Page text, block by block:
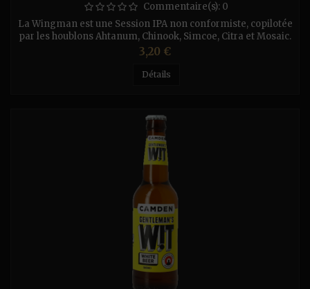
Commentaire(s): 0
La Wingman est une Session IPA non conformiste, copilotée
par les houblons Ahtanum, Chinook, Simcoe, Citra et Mosaic.
Avec une teneur en alcool de 4,3%, Wingman est l’acolyte
idéal pour vous accompagner toute la nuit.
Prix
3,20 €
Détails